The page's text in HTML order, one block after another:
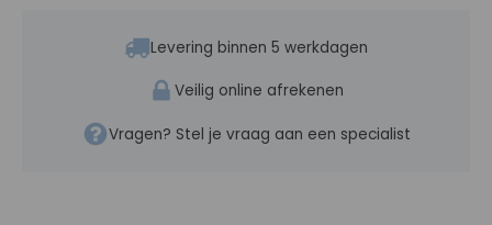
Levering binnen 5 werkdagen
Veilig online afrekenen
Vragen? Stel je vraag aan een specialist